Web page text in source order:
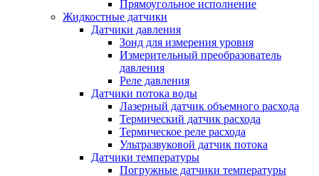
Прямоугольное исполнение
Жидкостные датчики
Датчики давления
Зонд для измерения уровня
Измерительный преобразователь
давления
Реле давления
Датчики потока воды
Лазерный датчик объемного расхода
Термический датчик расхода
Термическое реле расхода
Ультразвуковой датчик потока
Датчики температуры
Погружные датчики температуры